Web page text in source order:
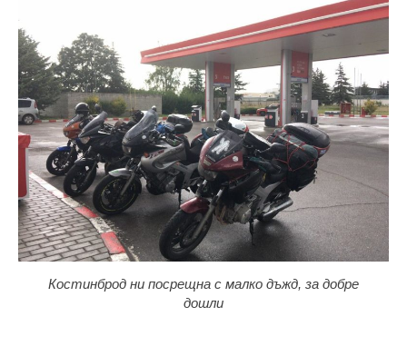
Костинброд ни посрещна с малко дъжд, за добре
дошли